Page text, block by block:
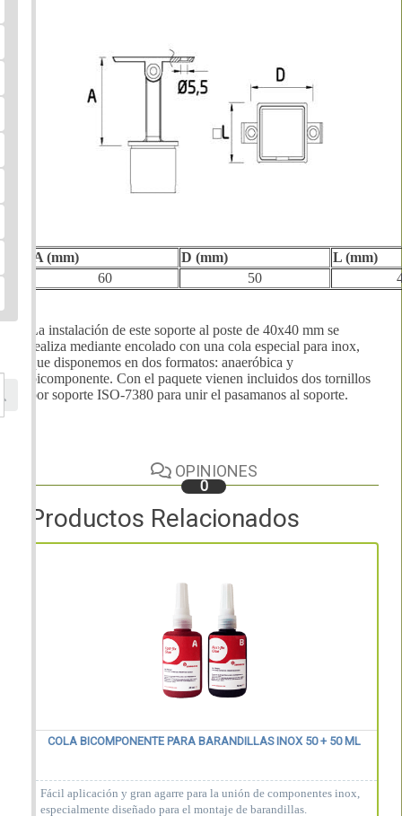
A (mm) D (mm)
L (mm)
60
50
La instalación de este soporte al poste de 40x40 mm se
realiza mediante encolado con una cola especial para inox,
que disponemos en dos formatos: anaeróbica y
bicomponente. Con el paquete vienen incluidos dos tornillos
por soporte ISO-7380 para unir el pasamanos al soporte.
OPINIONES
0
Productos Relacionados
COLA BICOMPONENTE PARA BARANDILLAS INOX 50 + 50 ML
Fácil aplicación y gran agarre para la unión de componentes inox,
especialmente diseñado para el montaje de barandillas.